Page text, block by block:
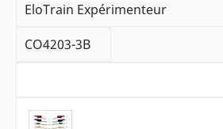
EloTrain Expérimenteur
CO4203-3B